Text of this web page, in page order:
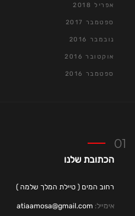
אפריל 2018
ספטמבר 2017
נובמבר 2016
אוקטובר 2016
ספטמבר 2016
הכתובת שלנו
רחוב המים ( טיילת המלך שלמה )
אימייל: atiaamosa@gmail.com